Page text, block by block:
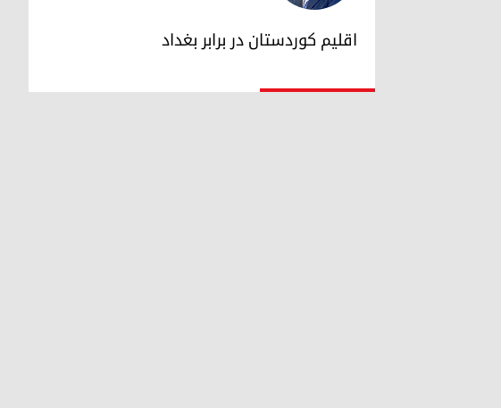
دکتر ابراهیم خالد
اقلیم کوردستان در برابر بغداد